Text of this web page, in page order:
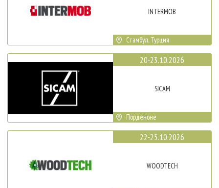
INTERMOB
Стамбул, Турция
20-23.10.2026
SICAM
Порденоне
22-25.10.2026
WOODTECH